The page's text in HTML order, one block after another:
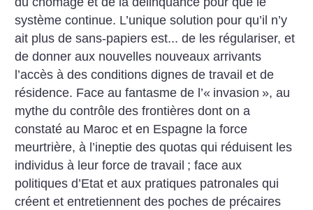
système continue. L’unique solution pour qu’il n’y
ait plus de sans-papiers est... de les régulariser, et
de donner aux nouvelles nouveaux arrivants
l’accès à des conditions dignes de travail et de
résidence. Face au fantasme de l’« invasion », au
mythe du contrôle des frontières dont on a
constaté au Maroc et en Espagne la force
meurtrière, à l’ineptie des quotas qui réduisent les
individus à leur force de travail ; face aux
politiques d’Etat et aux pratiques patronales qui
créent et entretiennent des poches de précaires